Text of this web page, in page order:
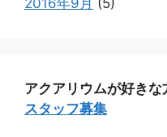
アクアリウムが好きな
スタッフ募集